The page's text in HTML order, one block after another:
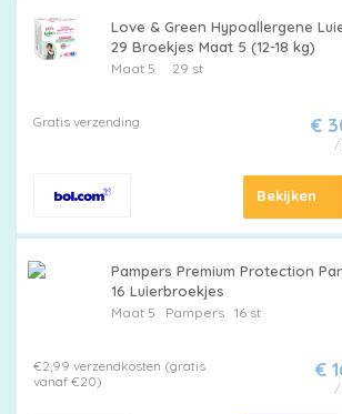
maat
Pampers
Love & Green Hypoallergene
29 Broekjes Maat 5 (12-18 kg)
Maat 5 29 st
Gratis verzending €
/
Bekijken
Pampers Premium Protection
16 Luierbroekjes
Maat 5 Pampers16 st
€2,99 verzendkosten (gratis
vanaf €20)
€
/